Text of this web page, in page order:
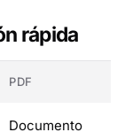
rápida
PDF
Documento